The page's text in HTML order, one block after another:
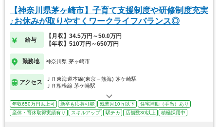
【神奈川県茅ヶ崎市】子育て支援制度や研修制度充実
♪お休みが取りやすくワークライフバランス◎
給与
【月収】34.5万円～50.0万円
【年収】510万円～650万円
勤務地 神奈川県 茅ヶ崎市
アクセス
ＪＲ東海道本線(東京－熱海) 茅ケ崎駅
ＪＲ相模線 茅ケ崎駅
年収650万円以上可 新卒も応募可能 残業月10ｈ以下
住宅補助（手当）あり
産休・育休取得実績有り
スキルアップ 駅チカ 店舗数30以上 積極採用中